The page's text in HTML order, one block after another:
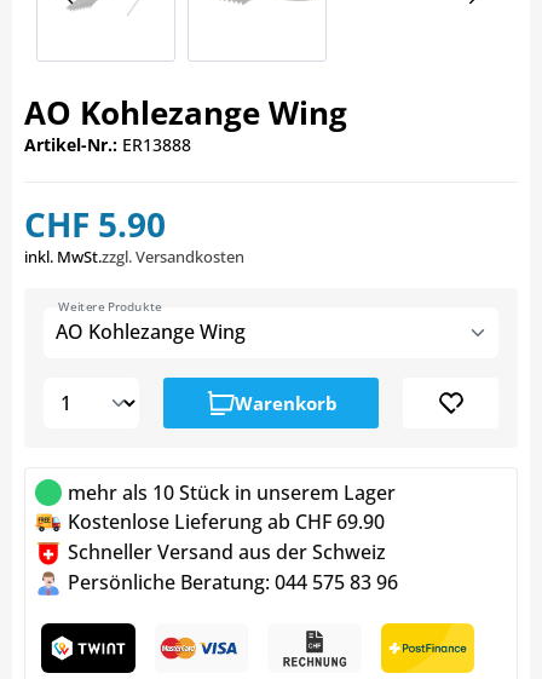
AO Kohlezange Wing
Artikel-Nr.: ER13888
CHF 5.90
inkl. MwSt.zzgl. Versandkosten
AO Kohlezange Wing
Weitere Produkte
Warenkorb
mehr als 10 Stück in unserem Lager
Kostenlose Lieferung ab CHF 69.90
Schneller Versand aus der Schweiz
Persönliche Beratung: 044 575 83 96